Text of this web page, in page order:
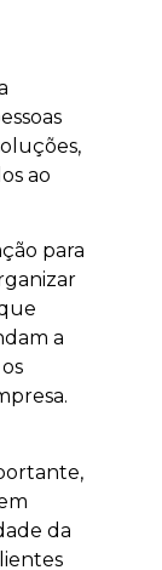
ao
para
a
da